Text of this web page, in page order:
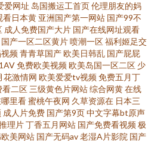
频91 俺去也综合色图 91探花福利在线观
人精品 91国产丝袜在线播放 日韩无码不
久草 91秦先生在线视频 婷婷深爱社
色色男人的天堂AV 黄色Av片区 福利社
品国产福利视频 午夜色婷婷精品久久 玖
爱网址 岛国搬运工首页伦理朋友的妈
看日本黄 亚洲国产第一网站 国产99不
成人免费国产大片 国产在线网址观看
国产一区二区黄片喷潮一区福利姬足交
频青青草国产欧美日韩乱 国产屁屁
免费欧美视频欧美岛国一区二区 少
花激情网 欧美爱爱tv视频免费五月丁
看二区 三级黄色片网站综合网黄在线
里看蜜桃午夜网 久草资源在 日本三
成人片免费 国产第9页中文字幕bt原声
理片丁香五月网站 国产免费看视频极
美网站 国产无码av老湿A片影院 国产